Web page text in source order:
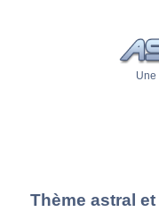
Une
Thème astral